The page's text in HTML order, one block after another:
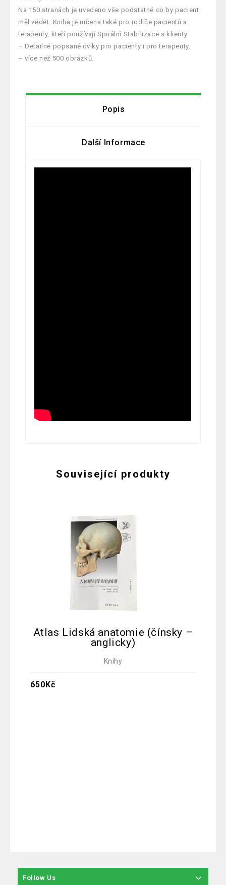
Na 150 stranách je uvedeno vše podstatné co by pacient
měl vědět. Kniha je určena také pro rodiče pacientů a
terapeuty, kteří používají Spirální Stabilizace s klienty
– Detailně popsané cviky pro pacienty i pro terapeuty.
– více než 500 obrázků.
Popis
Další Informace
Související produkty
Atlas Lidská anatomie (čínsky –
anglicky)
Knihy
650Kč
Follow Us